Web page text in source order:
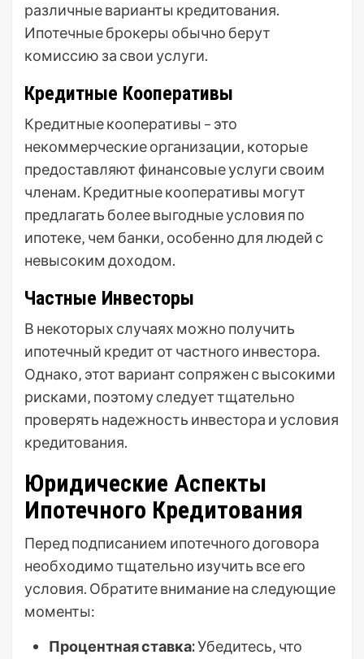
различные варианты кредитования.
Ипотечные брокеры обычно берут
комиссию за свои услуги.
Кредитные Кооперативы
Кредитные кооперативы – это
некоммерческие организации‚ которые
предоставляют финансовые услуги своим
членам. Кредитные кооперативы могут
предлагать более выгодные условия по
ипотеке‚ чем банки‚ особенно для людей с
невысоким доходом.
Частные Инвесторы
В некоторых случаях можно получить
ипотечный кредит от частного инвестора.
Однако‚ этот вариант сопряжен с высокими
рисками‚ поэтому следует тщательно
проверять надежность инвестора и условия
кредитования.
Юридические Аспекты
Ипотечного Кредитования
Перед подписанием ипотечного договора
необходимо тщательно изучить все его
условия. Обратите внимание на следующие
моменты:
Процентная ставка:Убедитесь‚ что